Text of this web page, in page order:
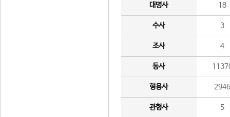
대명사 18
수사 3
조사 4
동사
형용사 2946
관형사 5